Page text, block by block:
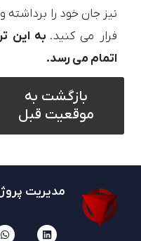
نیز جان خود را برداشته
فرار می کنید. به این
اتمام می رسد.
بازگشت به
موقعیت قبل
مدیریت